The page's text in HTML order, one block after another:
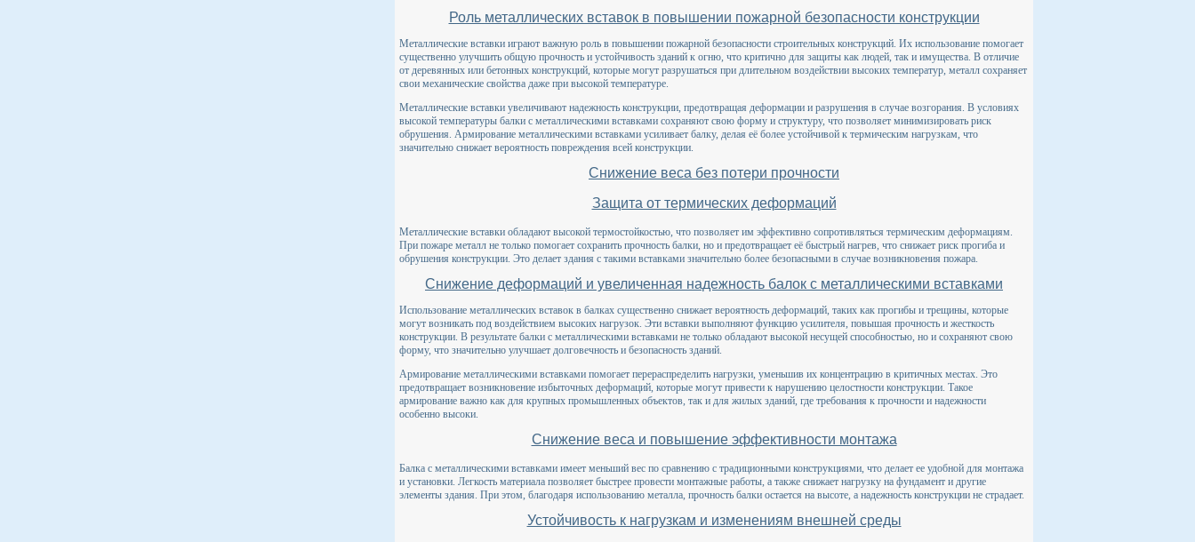
Роль металлических вставок в повышении пожарной безопасности конструкции
Металлические вставки играют важную роль в повышении пожарной безопасности строительных конструкций. Их использование помогает
существенно улучшить общую прочность и устойчивость зданий к огню, что критично для защиты как людей, так и имущества. В отличие
от деревянных или бетонных конструкций, которые могут разрушаться при длительном воздействии высоких температур, металл сохраняет
свои механические свойства даже при высокой температуре.
Металлические вставки увеличивают надежность конструкции, предотвращая деформации и разрушения в случае возгорания. В условиях
высокой температуры балки с металлическими вставками сохраняют свою форму и структуру, что позволяет минимизировать риск
обрушения. Армирование металлическими вставками усиливает балку, делая её более устойчивой к термическим нагрузкам, что
значительно снижает вероятность повреждения всей конструкции.
Снижение веса без потери прочности
Защита от термических деформаций
Металлические вставки обладают высокой термостойкостью, что позволяет им эффективно сопротивляться термическим деформациям.
При пожаре металл не только помогает сохранить прочность балки, но и предотвращает её быстрый нагрев, что снижает риск прогиба и
обрушения конструкции. Это делает здания с такими вставками значительно более безопасными в случае возникновения пожара.
Снижение деформаций и увеличенная надежность балок с металлическими вставками
Использование металлических вставок в балках существенно снижает вероятность деформаций, таких как прогибы и трещины, которые
могут возникать под воздействием высоких нагрузок. Эти вставки выполняют функцию усилителя, повышая прочность и жесткость
конструкции. В результате балки с металлическими вставками не только обладают высокой несущей способностью, но и сохраняют свою
форму, что значительно улучшает долговечность и безопасность зданий.
Армирование металлическими вставками помогает перераспределить нагрузки, уменьшив их концентрацию в критичных местах. Это
предотвращает возникновение избыточных деформаций, которые могут привести к нарушению целостности конструкции. Такое
армирование важно как для крупных промышленных объектов, так и для жилых зданий, где требования к прочности и надежности
особенно высоки.
Снижение веса и повышение эффективности монтажа
Балка с металлическими вставками имеет меньший вес по сравнению с традиционными конструкциями, что делает ее удобной для монтажа
и установки. Легкость материала позволяет быстрее провести монтажные работы, а также снижает нагрузку на фундамент и другие
элементы здания. При этом, благодаря использованию металла, прочность балки остается на высоте, а надежность конструкции не страдает.
Устойчивость к нагрузкам и изменениям внешней среды